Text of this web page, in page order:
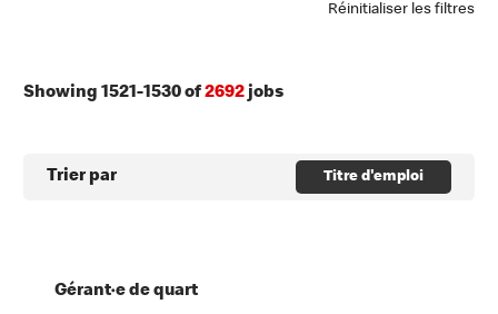
Réinitialiser les filtres
Showing 1521-1530of2692 jobs
Trier par Titre d'emploi
Gérant·e de quart